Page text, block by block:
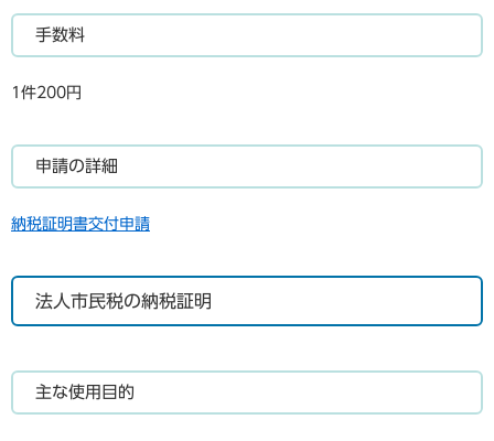
手数料
1件200円
申請の詳細
納税証明書交付申請
法人市民税の納税証明
主な使用目的